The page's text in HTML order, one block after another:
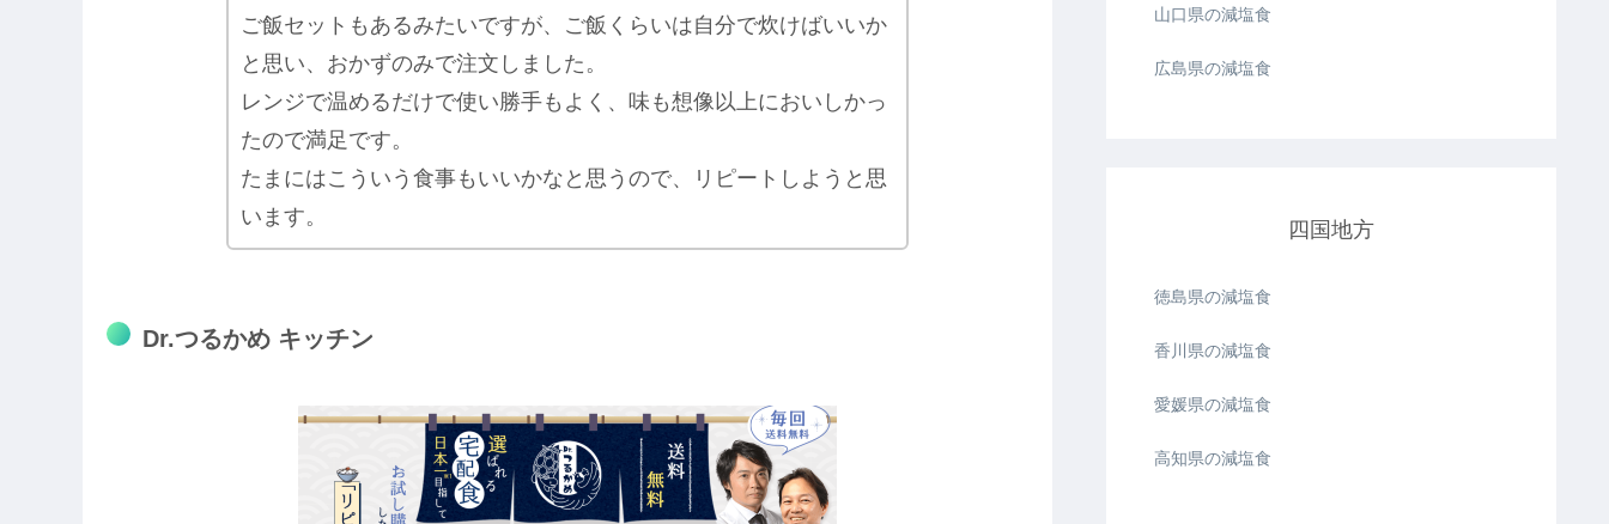
ご飯セットもあるみたいですが、ご飯くらいは自分で炊けばいいか
と思い、おかずのみで注文しました。
レンジで温めるだけで使い勝手もよく、味も想像以上においしかっ
たので満足です。
たまにはこういう食事もいいかなと思うので、リピートしようと思
います。
Dr.つるかめ キッチン
山口県の減塩食
広島県の減塩食
四国地方
徳島県の減塩食
香川県の減塩食
愛媛県の減塩食
高知県の減塩食